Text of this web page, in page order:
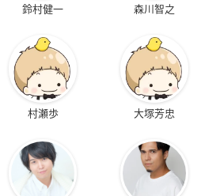
鈴村健一 森川智之
村瀬歩 大塚芳忠